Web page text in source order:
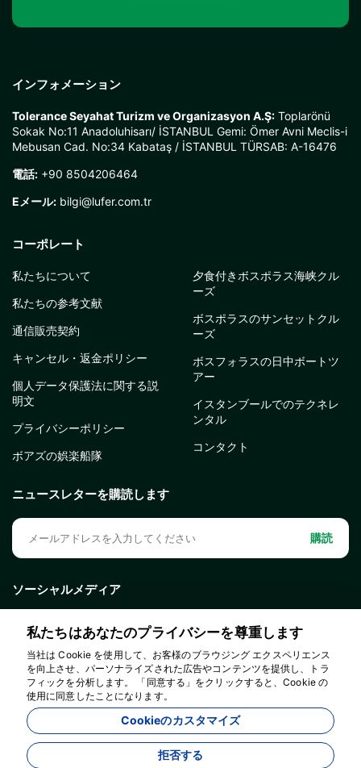
インフォメーション
Tolerance Seyahat Turizm ve Organizasyon A.Ş: Toplarönü
Sokak No:11 Anadoluhisarı/ İSTANBUL Gemi: Ömer Avni Meclis-i
Mebusan Cad. No:34 Kabataş / İSTANBUL TÜRSAB: A-16476
電話: +90 8504206464
Eメール: bilgi@lufer.com.tr
コーポレート
私たちについて
私たちの参考文献
通信販売契約
キャンセル・返金ポリシー
個人データ保護法に関する説
明文
プライバシーポリシー
ボアズの娯楽船隊
夕食付きボスポラス海峡クル
ーズ
ボスポラスのサンセットクル
ーズ
ボスフォラスの日中ボートツ
アー
イスタンブールでのテクネレ
ンタル
コンタクト
ニュースレターを購読します
購読
ソーシャルメディア
私たちはあなたのプライバシーを尊重します
当社は Cookie を使用して、お客様のブラウジング エクスペリエンス
を向上させ、パーソナライズされた広告やコンテンツを提供し、トラ
フィックを分析します。 「同意する」をクリックすると、Cookie の
使用に同意したことになります。
Cookieのカスタマイズ
拒否する